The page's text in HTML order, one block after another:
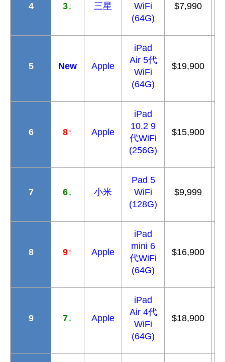
4 3↓ 三星
WiFi
(64G)
$7,990
5 New Apple
iPad
Air 5代
WiFi
(64G)
$19,900
6 8↑ Apple
iPad
10.2 9
代WiFi
(256G)
$15,900
7 6↓ 小米
Pad 5
WiFi
(128G)
$9,999
8 9↑ Apple
iPad
mini 6
代WiFi
(64G)
$16,900
9 7↓ Apple
iPad
Air 4代
WiFi
(64G)
$18,900